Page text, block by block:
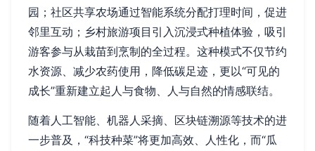
园；社区共享农场通过智能系统分配打理时间，促进
邻里互动；乡村旅游项目引入沉浸式种植体验，吸引
游客参与从栽苗到烹制的全过程。这种模式不仅节约
水资源、减少农药使用，降低碳足迹，更以“可见的
成长”重新建立起人与食物、人与自然的情感联结。
随着人工智能、机器人采摘、区块链溯源等技术的进
一步普及，“科技种菜”将更加高效、人性化，而“瓜